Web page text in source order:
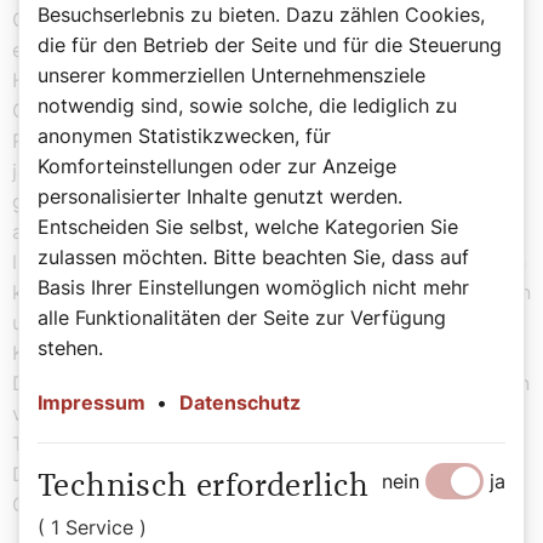
Garten Eden darstellen soll. Mittendrin ein Dinosaurier,
ein Elefant mit Mausekopf, ein Tiger, eine lächelnde
Hyäne und Adam und Eva lachend und ohne jedes
Geschlechtsmerkmal.
Rasch zurück in die Erzdiözese, dachte ich mir. Dort ist
ja nun wieder bald der Blick frei auf den Hochaltar, die
gewohnten Bilder des lebensfrohen Glaubens. Wie jenes
am Hochaltar von der Steinigung des Stephanus. Oder
links unterhalb davon der heilige Sebastian, wie man ihn
kennt und liebt, von Pfeilen durchlöchert. An allen Ecken
und Enden wird gekämpft, gelitten, gestorben. Der
Kreuzestod – kein Spaziergang. Fragen Sie Mel Gibson.
Das hat uns Christen religionsgeschichtlich immer schon
verdächtig gemacht. Wir beschreiben die Realität des
Todes, nicht um ihm zu huldigen, sondern um seine
Dramatik aufzuzeigen – und umso glühender den
Ostersonntag zu erwarten.
Besuchserlebnis zu bieten. Dazu zählen Cookies,
die für den Betrieb der Seite und für die Steuerung
unserer kommerziellen Unternehmensziele
notwendig sind, sowie solche, die lediglich zu
anonymen Statistikzwecken, für
Komforteinstellungen oder zur Anzeige
personalisierter Inhalte genutzt werden.
Entscheiden Sie selbst, welche Kategorien Sie
zulassen möchten. Bitte beachten Sie, dass auf
Basis Ihrer Einstellungen womöglich nicht mehr
alle Funktionalitäten der Seite zur Verfügung
stehen.
Impressum • Datenschutz
Technisch erforderlich
( 1 Service )
nein ja